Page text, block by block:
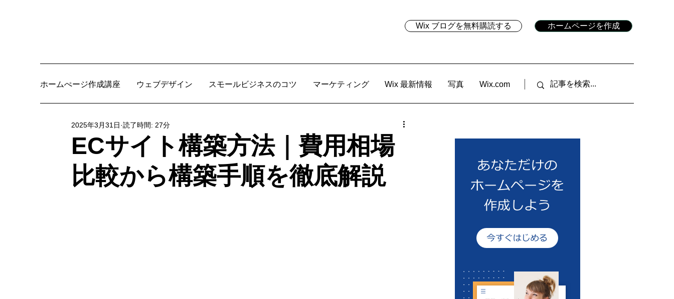
Wix ブログを無料購読する ホームページを作成
ホームぺージ作成講座 ウェブデザイン スモールビジネスのコツ マーケティング Wix 最新情報 写真 Wix.com
ECサイト構築方法｜費用相場
比較から構築手順を徹底解説
2025年3月31日 読了時間: 27分